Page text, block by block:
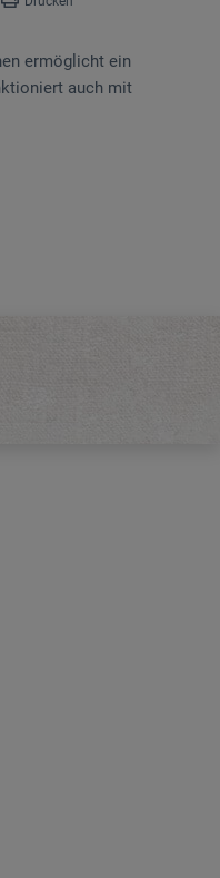
ermöglicht ein
auch mit